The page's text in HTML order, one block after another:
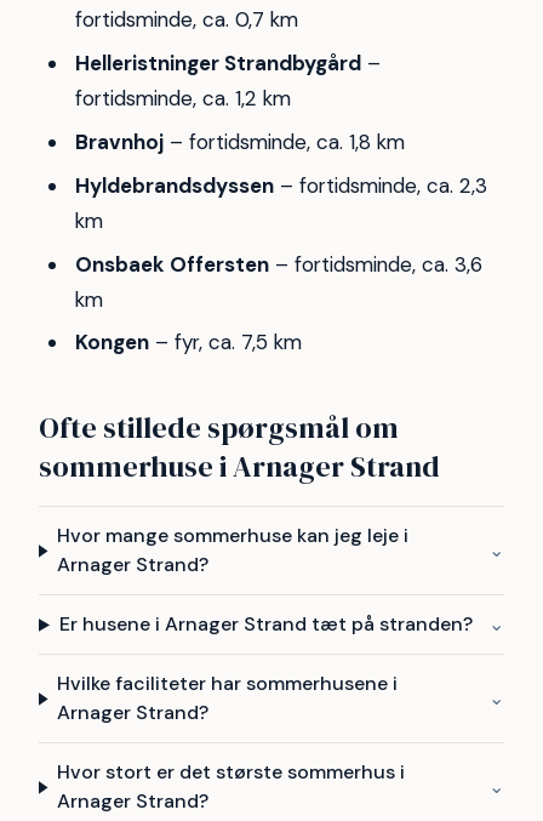
fortidsminde, ca. 0,7 km
Helleristninger Strandbygård–
fortidsminde, ca. 1,2 km
Bravnhoj– fortidsminde, ca. 1,8 km
Hyldebrandsdyssen– fortidsminde, ca. 2,3
km
Onsbaek Offersten– fortidsminde, ca. 3,6
km
Kongen– fyr, ca. 7,5 km
Ofte stillede spørgsmål om
sommerhuse i Arnager Strand
Hvor mange sommerhuse kan jeg leje i
Arnager Strand?
⌄
Er husene i Arnager Strand tæt på stranden? ⌄
Hvilke faciliteter har sommerhusene i
Arnager Strand?
⌄
Hvor stort er det største sommerhus i
Arnager Strand?
⌄